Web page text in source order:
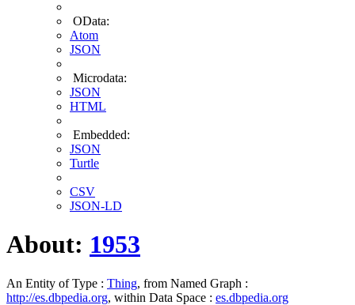
OData:
Atom
JSON
Microdata:
JSON
HTML
Embedded:
JSON
Turtle
CSV
JSON-LD
About: 1953
An Entity of Type : Thing, from Named Graph :
http://es.dbpedia.org, within Data Space : es.dbpedia.org